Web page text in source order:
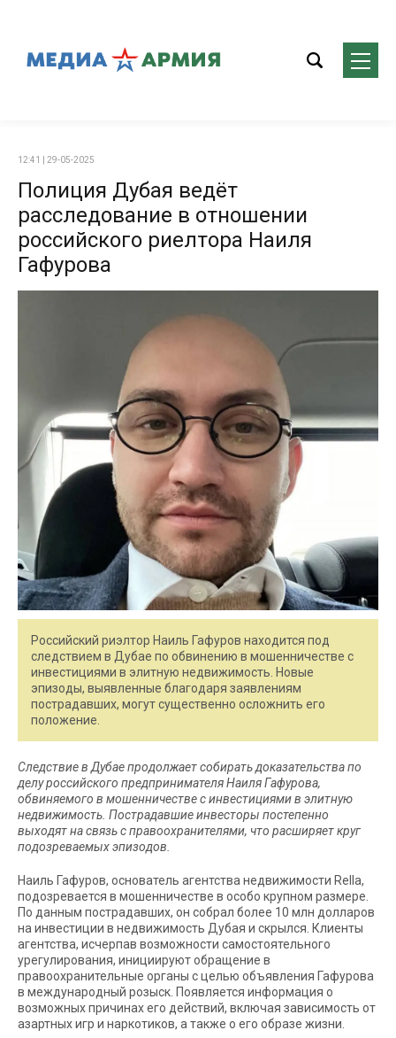
12:41 | 29-05-2025
Полиция Дубая ведёт
расследование в отношении
российского риелтора Наиля
Гафурова
Российский риэлтор Наиль Гафуров находится под
следствием в Дубае по обвинению в мошенничестве с
инвестициями в элитную недвижимость. Новые
эпизоды, выявленные благодаря заявлениям
пострадавших, могут существенно осложнить его
положение.
Следствие в Дубае продолжает собирать доказательства по
делу российского предпринимателя Наиля Гафурова,
обвиняемого в мошенничестве с инвестициями в элитную
недвижимость. Пострадавшие инвесторы постепенно
выходят на связь с правоохранителями, что расширяет круг
подозреваемых эпизодов.
Наиль Гафуров, основатель агентства недвижимости Rella,
подозревается в мошенничестве в особо крупном размере.
По данным пострадавших, он собрал более 10 млн долларов
на инвестиции в недвижимость Дубая и скрылся. Клиенты
агентства, исчерпав возможности самостоятельного
урегулирования, инициируют обращение в
правоохранительные органы с целью объявления Гафурова
в международный розыск. Появляется информация о
возможных причинах его действий, включая зависимость от
азартных игр и наркотиков, а также о его образе жизни.